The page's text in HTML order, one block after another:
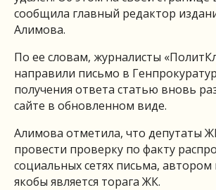
сообщила главный редактор
Алимова.
По ее словам, журналисты
направили письмо в
получения ответа статью вновь
сайте в обновленном виде.
Алимова отметила, что депутаты
провести проверку по факту
социальных сетях письма, автором
якобы является торага ЖК.